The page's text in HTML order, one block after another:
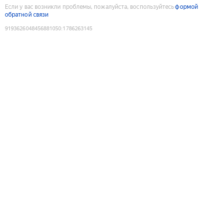
Если у вас возникли проблемы, пожалуйста, воспользуйтесьформой
обратной связи
9193626048456881050:1786263145